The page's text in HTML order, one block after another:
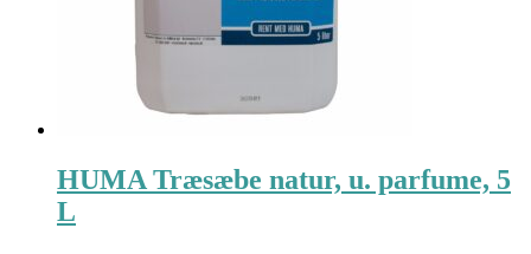
HUMA Træsæbe natur, u. parfume, 5
L